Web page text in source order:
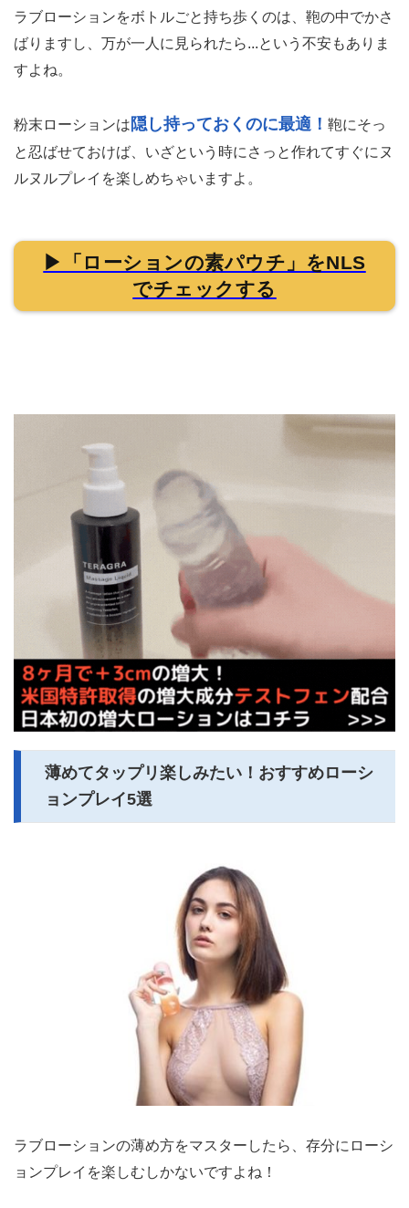
ラブローションをボトルごと持ち歩くのは、鞄の中でかさ
ばりますし、万が一人に見られたら...という不安もありま
すよね。
粉末ローションは隠し持っておくのに最適！ 鞄にそっ
と忍ばせておけば、いざという時にさっと作れてすぐにヌ
ルヌルプレイを楽しめちゃいますよ。
▶「ローションの素パウチ」をNLS
でチェックする
薄めてタップリ楽しみたい！おすすめローシ
ョンプレイ5選
ラブローションの薄め方をマスターしたら、存分にローシ
ョンプレイを楽しむしかないですよね！